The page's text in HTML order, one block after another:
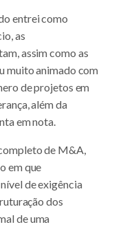
entrei como
as
assim como as
muito animado com
de projetos em
além da
em nota.
de M&A,
em que
de exigência
dos
de uma